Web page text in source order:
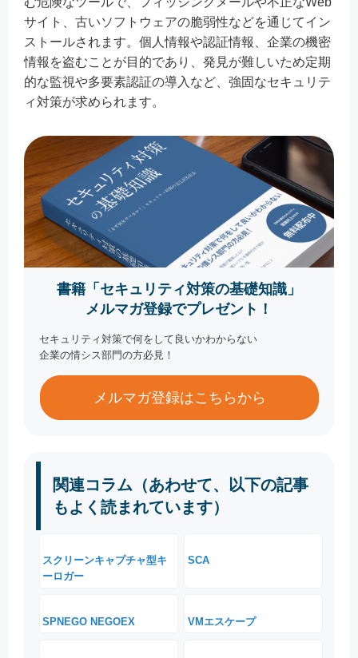
サイト、古いソフトウェアの脆弱性などを通じてイン
ストールされます。個人情報や認証情報、企業の機密
情報を盗むことが目的であり、発見が難しいため定期
的な監視や多要素認証の導入など、強固なセキュリテ
ィ対策が求められます。
書籍「セキュリティ対策の基礎知識」
メルマガ登録でプレゼント！
セキュリティ対策で何をして良いかわからない
企業の情シス部門の方必見！
メルマガ登録はこちらから
関連コラム（あわせて、以下の記事
もよく読まれています）
スクリーンキャプチャ型キ
ーロガー
SCA
SPNEGO NEGOEX VMエスケープ